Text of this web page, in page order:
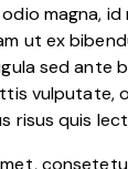
magna, id
ut ex
sed ante
vulputate,
risus quis